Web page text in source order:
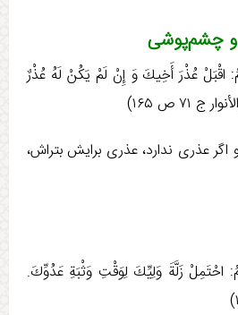
اقْبَلْ عُذْرَ أَخِيكَ وَ إِنْ لَمْ‏ يَكُنْ لَهُ عُذْرٌ
‏۷۱ ص ۱۶۵)
عذری ندارد، عذری برایش بتراش،
احْتَمِلْ زَلَّةَ وَلِيِّكَ لِوَقْتِ وَثْبَةِ عَدُوِّكَ.